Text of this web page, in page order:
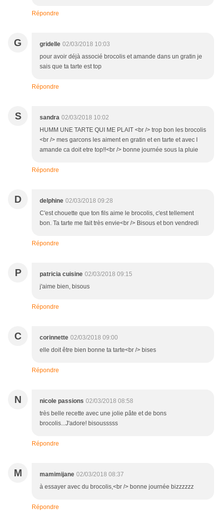
Répondre
G gridelle 02/03/2018 10:03
pour avoir déjà associé brocolis et amande dans un gratin je
sais que ta tarte est top
Répondre
S sandra 02/03/2018 10:02
HUMM UNE TARTE QUI ME PLAIT <br /> trop bon les brocolis
<br /> mes garcons les aiment en gratin et en tarte et avec l
amande ca doit etre top!!<br /> bonne journée sous la pluie
Répondre
D delphine 02/03/2018 09:28
C'est chouette que ton fils aime le brocolis, c'est tellement
bon. Ta tarte me fait très envie<br /> Bisous et bon vendredi
Répondre
P patricia cuisine 02/03/2018 09:15
j'aime bien, bisous
Répondre
C corinnette 02/03/2018 09:00
elle doit être bien bonne ta tarte<br /> bises
Répondre
N nicole passions 02/03/2018 08:58
très belle recette avec une jolie pâte et de bons
brocolis...J'adore! bisousssss
Répondre
M mamimijane 02/03/2018 08:37
à essayer avec du brocolis,<br /> bonne journée bizzzzzz
Répondre